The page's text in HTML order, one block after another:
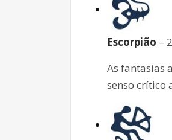
Escorpião –
As fantasias
senso crítico